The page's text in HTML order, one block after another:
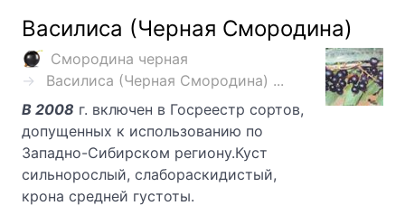
Василиса (Черная Смородина)
Смородина черная
Василиса (Черная Смородина) ...
В 2008 г. включен в Госреестр сортов,
допущенных к использованию по
Западно-Сибирском региону.Куст
сильнорослый, слабораскидистый,
крона средней густоты.